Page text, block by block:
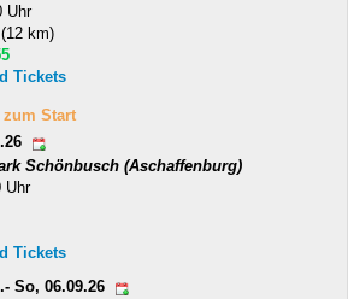
Uhr
km)
Tickets
zum Start
Schönbusch (Aschaffenburg)
Uhr
Tickets
So, 06.09.26